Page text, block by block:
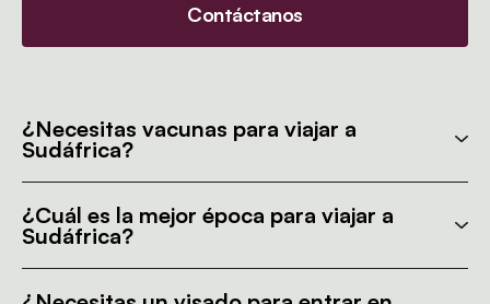
Contáctanos
¿Necesitas vacunas para viajar a
Sudáfrica?
¿Cuál es la mejor época para viajar a
Sudáfrica?